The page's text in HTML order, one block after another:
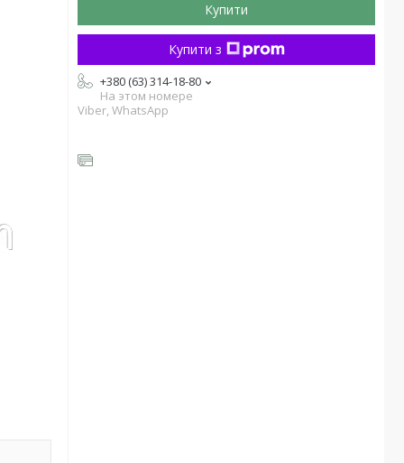
Купити
Купити з
+380 (63) 314-18-80
На этом номере
Viber, WhatsApp